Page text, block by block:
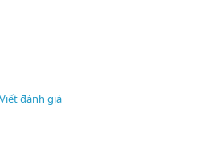
Viết đánh giá